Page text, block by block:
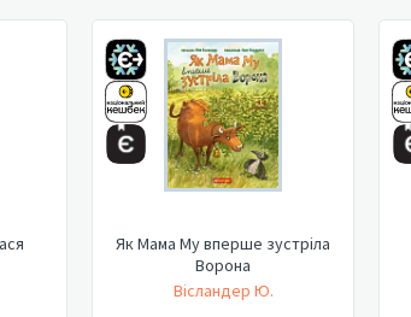
Як Мама Му вперше зустріла
Ворона
Вісландер Ю.